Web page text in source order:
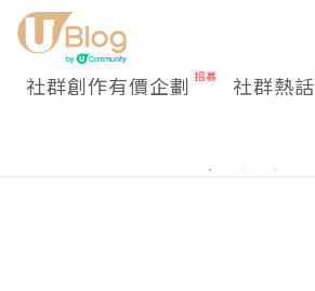
社群創作有價企劃 社群熱話